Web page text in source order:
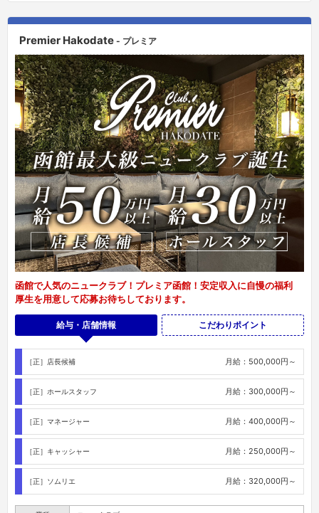
Premier Hakodate - プレミア
函館で人気のニュークラブ！プレミア函館！安定収入に自慢の福利
厚生を用意して応募お待ちしております。
給与・店舗情報 こだわりポイント
［正］店長候補 月給：500,000円～
［正］ホールスタッフ 月給：300,000円～
［正］マネージャー 月給：400,000円～
［正］キャッシャー 月給：250,000円～
［正］ソムリエ 月給：320,000円～